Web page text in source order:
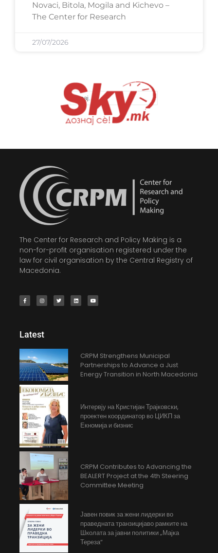
Novaci, Bitola, Mogila and Kichevo –
The Center for Research
27/07/2026
The Center for Research and Policy Making is a
non-for-profit organisation registered under the
law for civil organisation by the Central Registry of
Macedonia.
Latest
CRPM Strengthens Municipal
Partnerships to Advance a Just
Energy Transition in North Macedonia
Интервју на Кристијан Трајковски,
проектен координатор во ЦИКП за
Екномија и бизнис
CRPM Contributes to Advancing the
BEALERT Project at the 4th Steering
Committee Meeting
Јавен повик за жени лидерки во
праведната транзицијаво рамките на
Школата за јавни политики „Мајка
Тереза“